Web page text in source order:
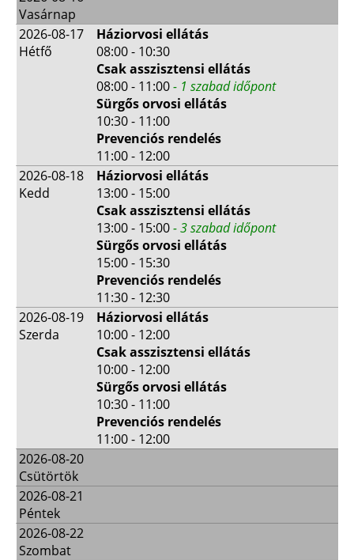
Vasárnap
2026-08-17
Hétfő
Háziorvosi ellátás
08:00 - 10:30
Csak asszisztensi ellátás
08:00 - 11:00- 1 szabad időpont
Sürgős orvosi ellátás
10:30 - 11:00
Prevenciós rendelés
11:00 - 12:00
2026-08-18
Kedd
Háziorvosi ellátás
13:00 - 15:00
Csak asszisztensi ellátás
13:00 - 15:00- 3 szabad időpont
Sürgős orvosi ellátás
15:00 - 15:30
Prevenciós rendelés
11:30 - 12:30
2026-08-19
Szerda
Háziorvosi ellátás
10:00 - 12:00
Csak asszisztensi ellátás
10:00 - 12:00
Sürgős orvosi ellátás
10:30 - 11:00
Prevenciós rendelés
11:00 - 12:00
2026-08-20
Csütörtök
2026-08-21
Péntek
2026-08-22
Szombat